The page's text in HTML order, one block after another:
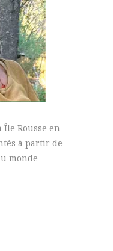
Rousse en
à partir de
monde